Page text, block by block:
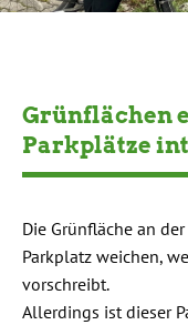
Grünflächen
Parkplätze
Die Grünfläche an
Parkplatz weichen,
vorschreibt.
Allerdings ist dieser